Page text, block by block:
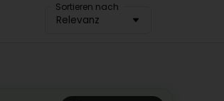
Sortieren nach
Relevanz